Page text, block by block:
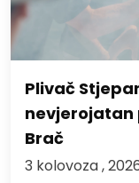
Plivač
Brač
3 kolovoza ,